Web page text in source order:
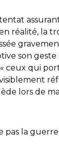
réalité, la
son
ceux qui
lors de
pas la